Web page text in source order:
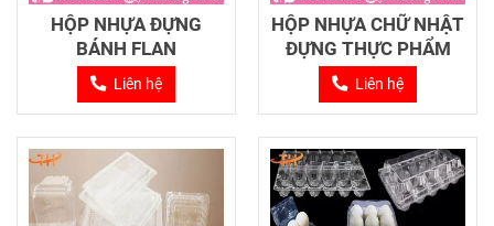
HỘP NHỰA ĐỰNG
BÁNH FLAN
Liên hệ
HỘP NHỰA CHỮ NHẬT
ĐỰNG THỰC PHẨM
Liên hệ